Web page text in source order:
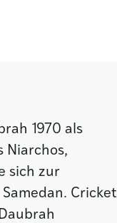
1970 als
Niarchos,
sich zur
Cricket